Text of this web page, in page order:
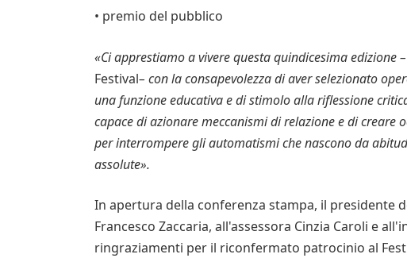
• premio del pubblico
«Ci apprestiamo a vivere questa quindicesima edizione –
Festival– con la consapevolezza di aver selezionato
una funzione educativa e di stimolo alla riflessione
capace diazionare meccanismi di relazione e dicreare
per interrompere gli automatismi che nascono da
assolute».
In apertura della conferenza stampa, il presidente
Francesco Zaccaria, all'assessora Cinzia Caroli e
ringraziamenti per il riconfermato patrocinio al